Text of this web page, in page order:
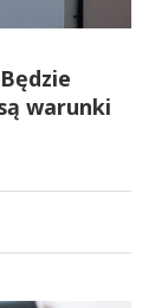
warunki